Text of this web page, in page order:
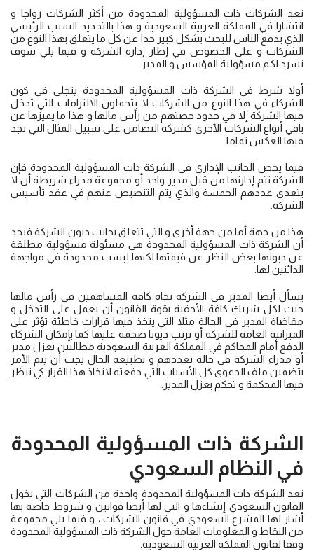
تعد الشركات ذات المسؤولية المحدودة من أكثر الشركات رواجا و
انتشارا في المملكة العربية السعودية و هذا بالتحديد السبب الرئيسي
الذي يدفع الناس للبحث بشكل كبير جدا عن كل ما يتعلق بهذا النوع من
الشركات و على الخصوص في إطار إدارة الشركة و فيما يلي سوف
نسرد لكم مسؤولية المؤسس و المدير.
أولا شرط في الشركة ذات المسؤولية المحدودة يتجلى في كون
الشركاء في هذا النوع من الشركات لا يتحملون الالتزامات التي تدخل
فيها الشركة إلا في حدود حصتهم من رأس مالها و هذا ما يميزها عن
باقي أنواع الشركات الأخرى كشركة التضامن على سبيل المثال التي نجد
فيها العكس تماما.
فيما يخص الجانب الإداري في الشركة ذات المسؤولية المحدودة فإن
الشركة تتم إدارتها من قبل مدير واحد أو مجموعة مدراء شريطة أن لا
يتعدى عددهم الخمسة والذي يتم التنصيص عنهم في عقد تأسيس
الشركة.
هذا من جهة أما من جهة أخرى و التي تتعلق بجانب ديون الشركة فنجد
أن الشركة ذات المسؤولية المحدودة هي مسئولة مسؤولية مطلقة
عن ديونها بغض النظر عن قيمتها لكنها ليست محدودة في مواجهة
الدائنين لها.
يسأل أيضا المدير في الشركة تجاه كافة المساهمين في رأس مالها
حيث لكل شريك كافة الأحقية بقوة القانون أن يعمل على التدخل و
مقاضاة المدير في الحالة مثلا التي يتخذ فيها قرارات خاطئة تؤثر على
الميزانية العامة للشركة أو ترتب ديونا ضخمة عليها كما بإمكان الشركاء
الدفع أمام المحاكم في المملكة العربية السعودية مطالبين بعزل مدير
أو مدراء الشركة في حالة تعددهم و بطبيعة الحال يجب أن يتم الأمر
بتضمين ملف الدعوى كل الأسباب التي دفعته لاتخاذ هذا القرار كي تنظر
فيها المحكمة و تحكم بعزل المدير.
الشركة ذات المسؤولية المحدودة
في النظام السعودي
تعد الشركة ذات المسؤولية المحدودة واحدة من الشركات التي يخول
القانون السعودي إنشاءها و التي لها أيضا قوانين و شروط خاصة بها
أشار لها المشرع السعودي في قانون الشركات ، و فيما يلي مجموعة
من النقاط و المعلومات العامة حول الشركة ذات المسؤولية المحدودة
وفقا لقانون المملكة العربية السعودية.